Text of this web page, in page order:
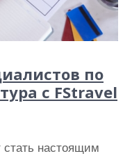
по
с FStravel
стать настоящим